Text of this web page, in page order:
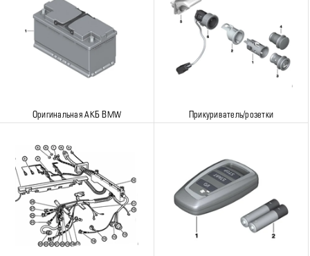
Оригинальная АКБ BMW Прикуриватель/розетки